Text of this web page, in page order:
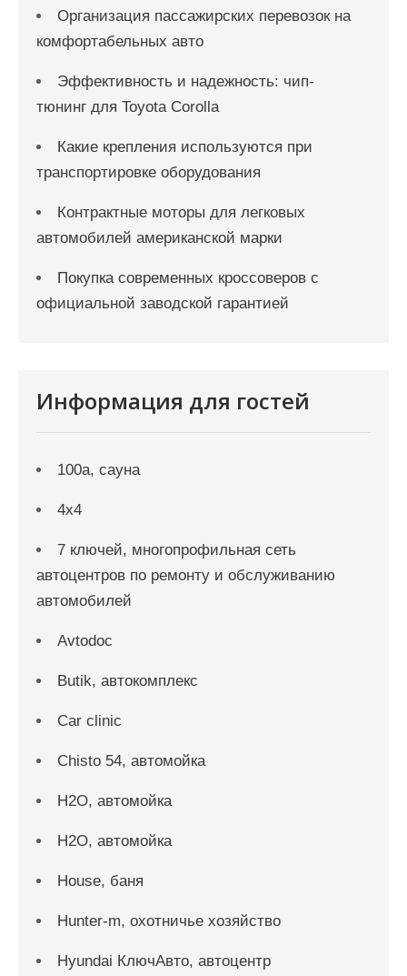
Организация пассажирских перевозок на
комфортабельных авто
Эффективность и надежность: чип-
тюнинг для Toyota Corolla
Какие крепления используются при
транспортировке оборудования
Контрактные моторы для легковых
автомобилей американской марки
Покупка современных кроссоверов с
официальной заводской гарантией
Информация для гостей
100а, сауна
4х4
7 ключей, многопрофильная сеть
автоцентров по ремонту и обслуживанию
автомобилей
Avtodoc
Butik, автокомплекс
Car clinic
Chisto 54, автомойка
H2O, автомойка
H2O, автомойка
House, баня
Hunter-m, охотничье хозяйство
Hyundai КлючАвто, автоцентр